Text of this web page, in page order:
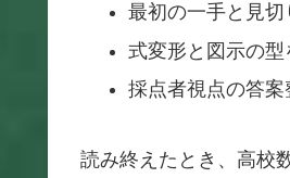
最初の一手と見
式変形と図示の
採点者視点の答
読み終えたとき、高校